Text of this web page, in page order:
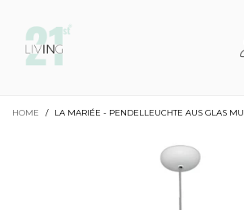
HOME / LA MARIÉE - PENDELLEUCHTE AUS GLAS